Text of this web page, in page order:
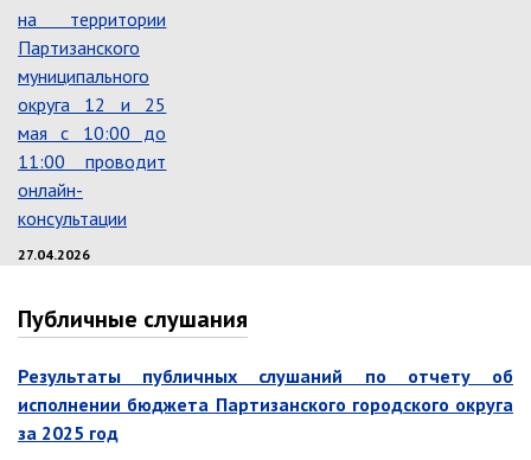
Контрольно-ревизионный отдел
Отдел культуры
Отдел муниципальной службы и
кадров
Отдел правового обеспечения
Об утверждении положения
об отделе правового
на территории
Партизанского
муниципального
округа 12 и 25
мая с 10:00 до
11:00 проводит
онлайн-
консультации
27.04.2026
Публичные слушания
Результаты публичных слушаний по отчету об
исполнении бюджета Партизанского городского округа
за 2025 год